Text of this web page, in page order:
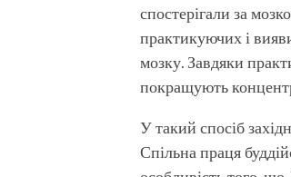
спостерігали за
практикуючих і
мозку. Завдяки
покращують
У такий спосіб
Спільна праця